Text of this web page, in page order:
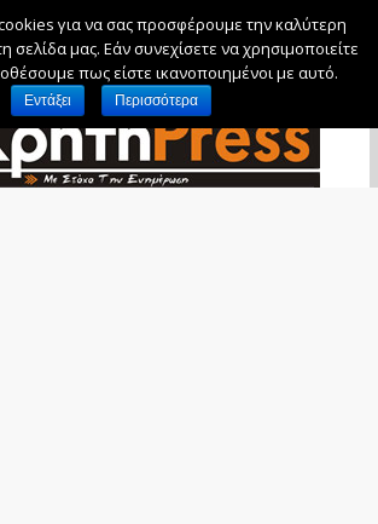
8 Αυγούστου, 2026
για να σας προσφέρουμε την καλύτερη
σελίδα μας. Εάν συνεχίσετε να χρησιμοποιείτε
πως είστε ικανοποιημένοι με αυτό.
Εντάξει Περισσότερα